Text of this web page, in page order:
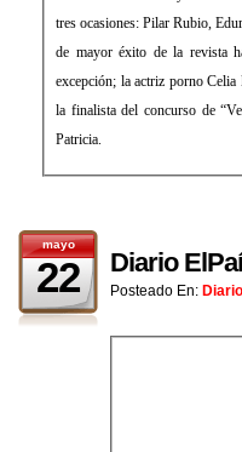
tres ocasiones: Pilar Rubio,
de mayor éxito de la revista
excepción; la actriz porno
la finalista del concurso de
Patricia.
mayo
22 Diario
Posteado En: